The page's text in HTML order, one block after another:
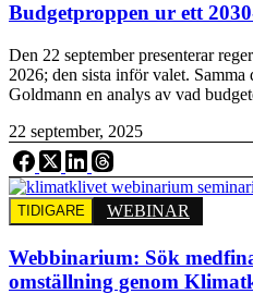
Budgetproppen ur ett
Den 22 september presenterar
2026; den sista inför valet. Samma
Goldmann en analys av vad
22 september, 2025
TIDIGARE WEBINAR
Webbinarium: Sök
omställning genom